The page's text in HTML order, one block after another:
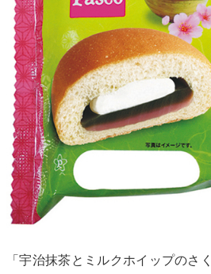
「宇治抹茶とミルクホイップのさ